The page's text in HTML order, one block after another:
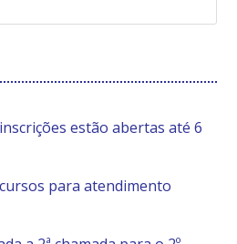
estão abertas até 6
para atendimento